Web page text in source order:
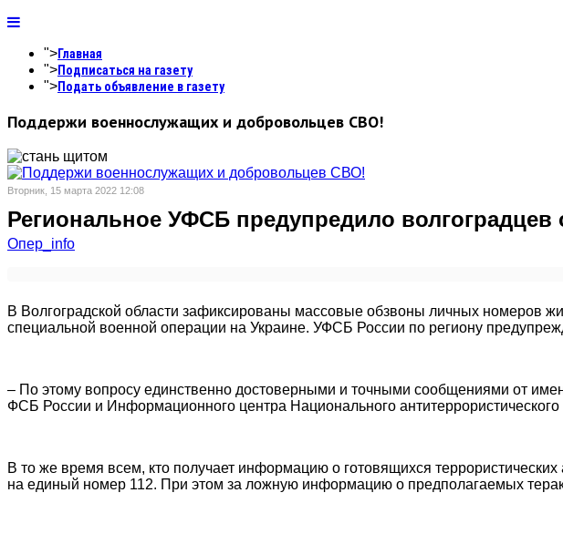
">Главная
">Подписаться на газету
">Подать объявление в газету
Поддержи военнослужащих и добровольцев СВО!
Вторник, 15 марта 2022 12:08
Региональное УФСБ предупредило
Опер_info
В Волгоградской области зафиксированы массовые обзвоны личных номеров
специальной военной операции на Украине. УФСБ России по региону
– По этому вопросу единственно достоверными и точными сообщениями от
ФСБ России и Информационного центра Национального
В то же время всем, кто получает информацию о готовящихся
на единый номер 112. При этом за ложную информацию о предполагаемых